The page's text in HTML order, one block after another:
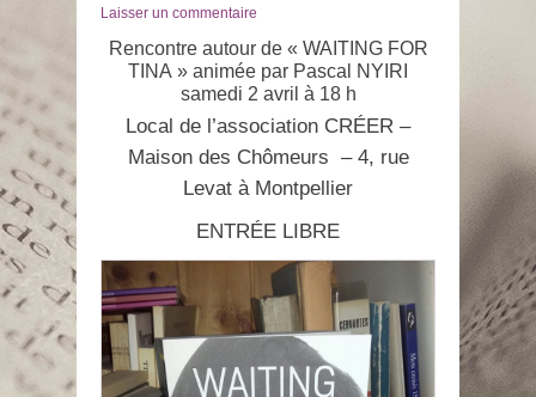
le
Laisser un commentaire
Rencontre autour de « WAITING FOR
TINA » animée par Pascal NYIRI
samedi 2 avril à 18 h
Local de l’association CRÉER –
Maison des Chômeurs – 4, rue
Levat à Montpellier
ENTRÉE LIBRE